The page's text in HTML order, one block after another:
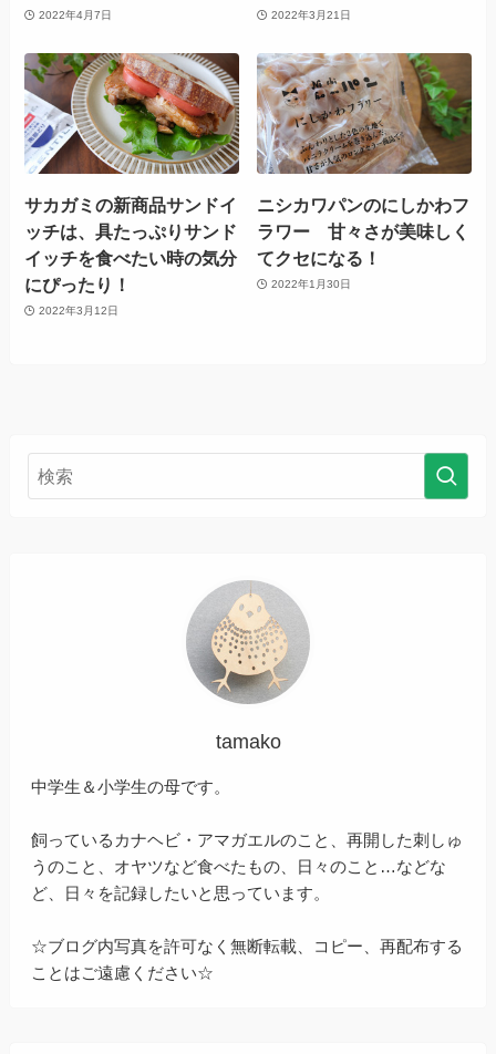
2022年4月7日 2022年3月21日
サカガミの新商品サンドイ
ッチは、具たっぷりサンド
イッチを食べたい時の気分
にぴったり！
2022年3月12日
ニシカワパンのにしかわフ
ラワー 甘々さが美味しく
てクセになる！
2022年1月30日
tamako
中学生＆小学生の母です。
飼っているカナヘビ・アマガエルのこと、再開した刺しゅ
うのこと、オヤツなど食べたもの、日々のこと…などな
ど、日々を記録したいと思っています。
☆ブログ内写真を許可なく無断転載、コピー、再配布する
ことはご遠慮ください☆